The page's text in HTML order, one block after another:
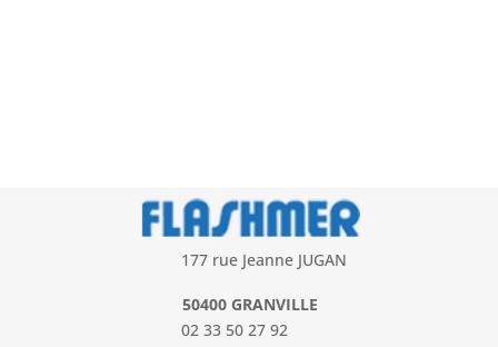
177 rue Jeanne JUGAN
50400 GRANVILLE
02 33 50 27 92